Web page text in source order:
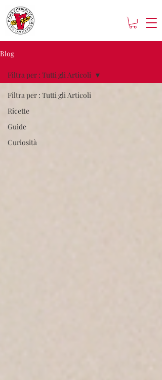
Blog
Filtra per : Tutti gli Articoli
Ricette
Guide
Curiosità
Filtra per : Tutti gli Articoli